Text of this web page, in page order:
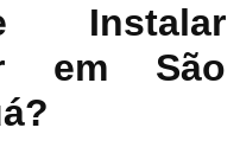
Instalar
em São